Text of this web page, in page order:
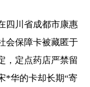
川省成都市康惠
会保障卡被藏匿于
，定点药店严禁留
*华的卡却长期“寄